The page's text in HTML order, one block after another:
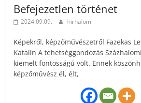
Befejezetlen történet
2024.09.09. hirhalom
Képekről, képzőművészetről Fazekas
Katalin A tehetséggondozás
kiemelt fontosságú volt. Ennek
képzőművész él, élt,